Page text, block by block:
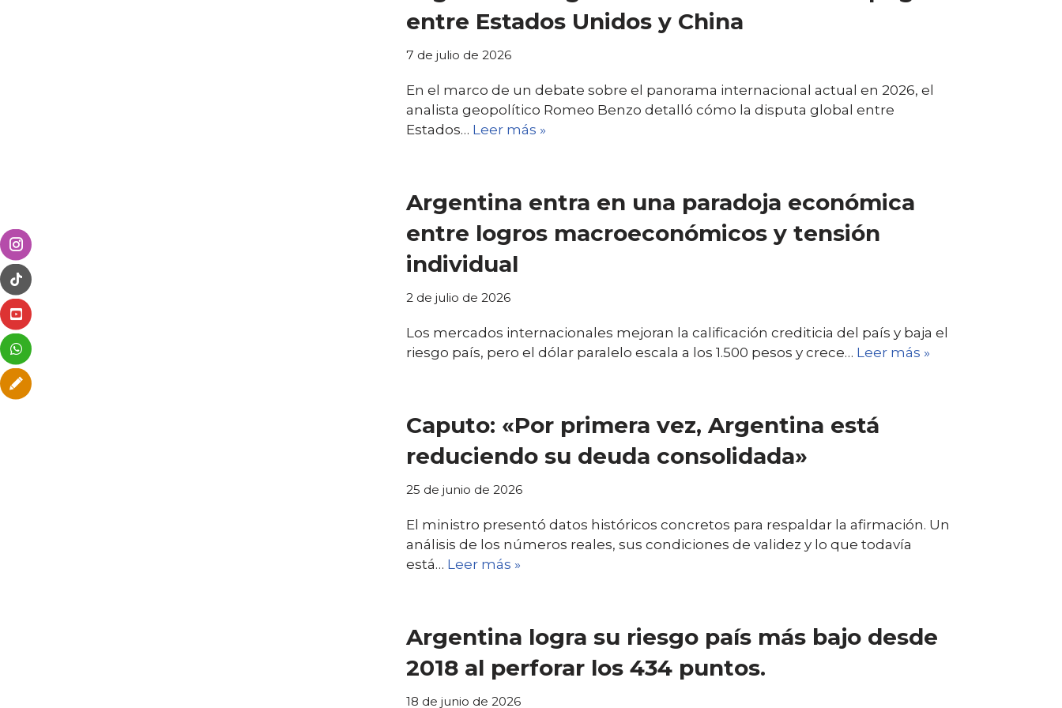
entre Estados Unidos y China
7 de julio de 2026
En el marco de un debate sobre el panorama internacional actual en 2026, el
analista geopolítico Romeo Benzo detalló cómo la disputa global entre
Estados… Leer más »
Argentina entra en una paradoja económica
entre logros macroeconómicos y tensión
individual
2 de julio de 2026
Los mercados internacionales mejoran la calificación crediticia del país y baja el
riesgo país, pero el dólar paralelo escala a los 1.500 pesos y crece… Leer más »
Caputo: «Por primera vez, Argentina está
reduciendo su deuda consolidada»
25 de junio de 2026
El ministro presentó datos históricos concretos para respaldar la afirmación. Un
análisis de los números reales, sus condiciones de validez y lo que todavía
está… Leer más »
Argentina logra su riesgo país más bajo desde
2018 al perforar los 434 puntos.
18 de junio de 2026